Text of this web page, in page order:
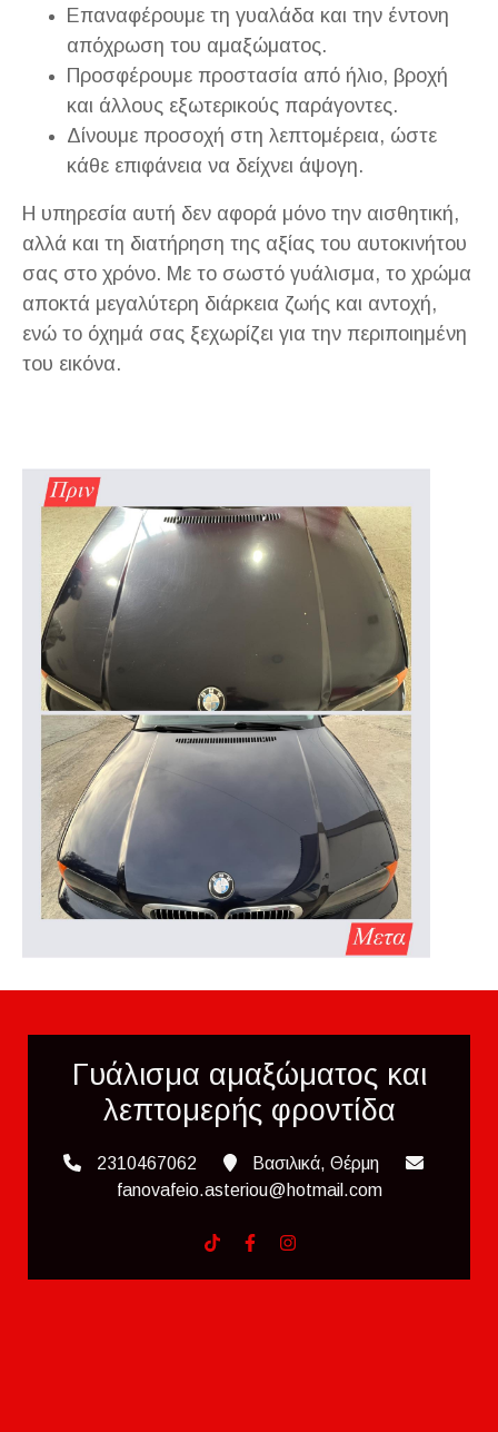
Επαναφέρουμε τη γυαλάδα και την έντονη
απόχρωση του αμαξώματος.
Προσφέρουμε προστασία από ήλιο, βροχή
και άλλους εξωτερικούς παράγοντες.
Δίνουμε προσοχή στη λεπτομέρεια, ώστε
κάθε επιφάνεια να δείχνει άψογη.
Η υπηρεσία αυτή δεν αφορά μόνο την αισθητική,
αλλά και τη διατήρηση της αξίας του αυτοκινήτου
σας στο χρόνο. Με το σωστό γυάλισμα, το χρώμα
αποκτά μεγαλύτερη διάρκεια ζωής και αντοχή,
ενώ το όχημά σας ξεχωρίζει για την περιποιημένη
του εικόνα.
Γυάλισμα αμαξώματος και
λεπτομερής φροντίδα
2310467062
Βασιλικά, Θέρμη
fanovafeio.asteriou@hotmail.com